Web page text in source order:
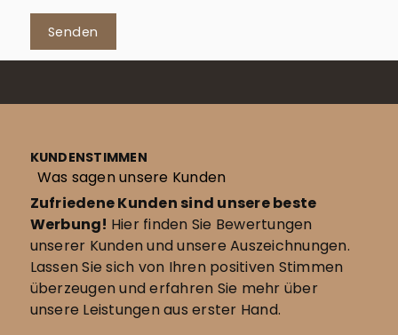
Senden
KUNDENSTIMMEN
Was sagen unsere Kunden
Zufriedene Kunden sind unsere beste
Werbung! Hier finden Sie Bewertungen
unserer Kunden und unsere Auszeichnungen.
Lassen Sie sich von Ihren positiven Stimmen
überzeugen und erfahren Sie mehr über
unsere Leistungen aus erster Hand.